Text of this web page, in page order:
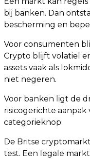
bij banken. Dan
bescherming en
Voor consumenten
Crypto blijft volatiel
assets vaak als
niet negeren.
Voor banken ligt de
risicogerichte
categorieknop.
De Britse
test. Een legale